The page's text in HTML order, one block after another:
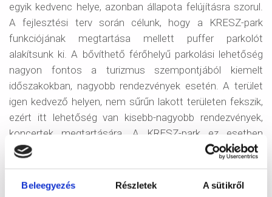
Beleegyezés Részletek A sütikről
egyik kedvenc helye, azonban állapota felújításra szorul.
A fejlesztési terv során célunk, hogy a KRESZ-park
funkciójának megtartása mellett puffer parkolót
alakítsunk ki. A bővíthető férőhelyű parkolási lehetőség
nagyon fontos a turizmus szempontjából kiemelt
időszakokban, nagyobb rendezvények esetén. A terület
igen kedvező helyen, nem sűrűn lakott területen fekszik,
ezért itt lehetőség van kisebb-nagyobb rendezvények,
koncertek megtartására. A KRESZ-park ez esetben
rendezvény helyszínné alakul át, a terület egy részén
ideiglenesen épített árvízvédelmi töltések elbontását